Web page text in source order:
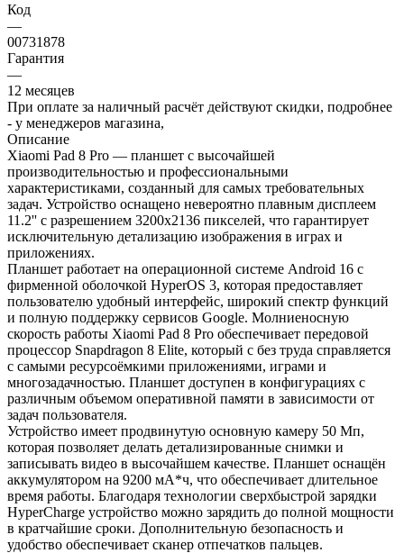
Код
—
00731878
Гарантия
—
12 месяцев
При оплате за наличный расчёт действуют скидки, подробнее
- у менеджеров магазина,
Описание
Xiaomi Pad 8 Pro — планшет с высочайшей
производительностью и профессиональными
характеристиками, созданный для самых требовательных
задач. Устройство оснащено невероятно плавным дисплеем
11.2'' с разрешением 3200x2136 пикселей, что гарантирует
исключительную детализацию изображения в играх и
приложениях.
Планшет работает на операционной системе Android 16 с
фирменной оболочкой HyperOS 3, которая предоставляет
пользователю удобный интерфейс, широкий спектр функций
и полную поддержку сервисов Google. Молниеносную
скорость работы Xiaomi Pad 8 Pro обеспечивает передовой
процессор Snapdragon 8 Elite, который с без труда справляется
с самыми ресурсоёмкими приложениями, играми и
многозадачностью. Планшет доступен в конфигурациях с
различным объемом оперативной памяти в зависимости от
задач пользователя.
Устройство имеет продвинутую основную камеру 50 Мп,
которая позволяет делать детализированные снимки и
записывать видео в высочайшем качестве. Планшет оснащён
аккумулятором на 9200 мА*ч, что обеспечивает длительное
время работы. Благодаря технологии сверхбыстрой зарядки
HyperCharge устройство можно зарядить до полной мощности
в кратчайшие сроки. Дополнительную безопасность и
удобство обеспечивает сканер отпечатков пальцев.